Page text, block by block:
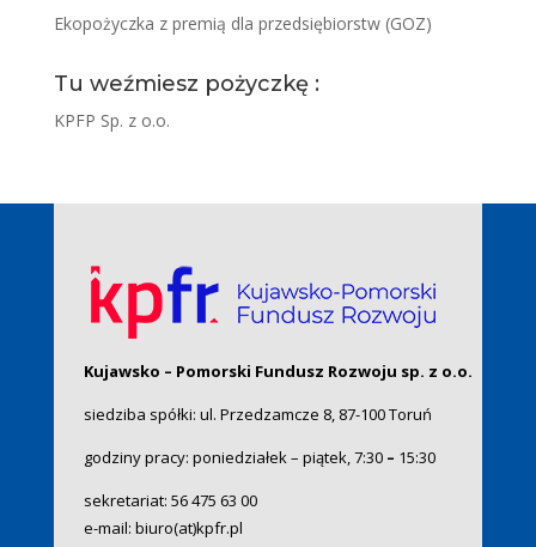
Ekopożyczka z premią dla przedsiębiorstw (GOZ)
Tu weźmiesz pożyczkę :
KPFP Sp. z o.o.
Kujawsko – Pomorski Fundusz Rozwoju sp. z o.o.
siedziba spółki: ul. Przedzamcze 8, 87-100 Toruń
godziny pracy: poniedziałek – piątek, 7:30– 15:30
sekretariat: 56 475 63 00
e-mail: biuro(at)kpfr.pl